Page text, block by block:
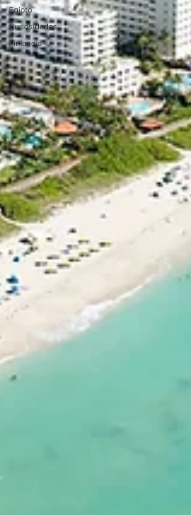
Egipto
Curiosidades
Finlandia